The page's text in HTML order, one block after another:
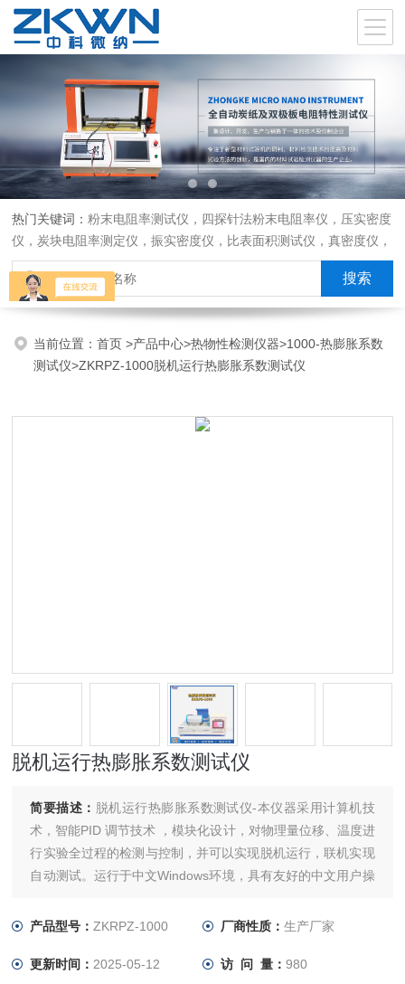
热门关键词：粉末电阻率测试仪，四探针法粉末电阻率仪，压实密度
仪，炭块电阻率测定仪，振实密度仪，比表面积测试仪，真密度仪，
炭块热膨胀仪，炭块透气率仪，炭块二氧化碳反应测定仪
当前位置：首页>产品中心>热物性检测仪器>1000-热膨胀系数
测试仪>ZKRPZ-1000脱机运行热膨胀系数测试仪
脱机运行热膨胀系数测试仪
简要描述： 脱机运行热膨胀系数测试仪-本仪器采用计算机技
术，智能PID 调节技术 ，模块化设计，对物理量位移、温度进
行实验全过程的检测与控制，并可以实现脱机运行，联机实现
自动测试。运行于中文Windows环境，具有友好的中文用户操
产品型号：ZKRPZ-1000 厂商性质： 生产厂家
更新时间： 2025-05-12 访 问 量： 980